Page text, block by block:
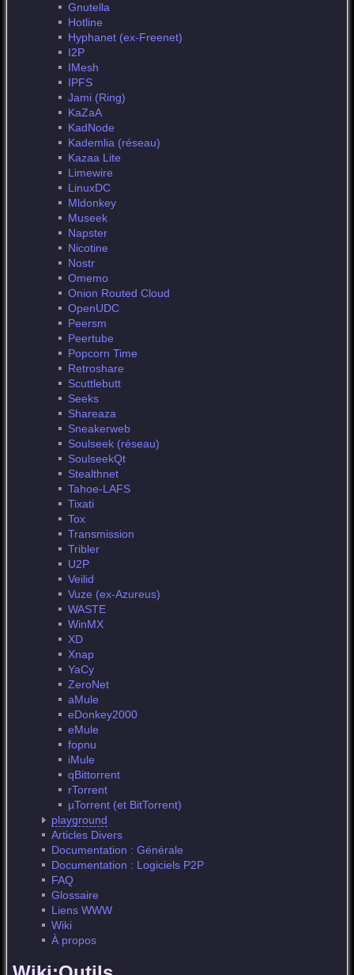
Gnutella
Hotline
Hyphanet (ex-Freenet)
I2P
IMesh
IPFS
Jami (Ring)
KaZaA
KadNode
Kademlia (réseau)
Kazaa Lite
Limewire
LinuxDC
Mldonkey
Museek
Napster
Nicotine
Nostr
Omemo
Onion Routed Cloud
OpenUDC
Peersm
Peertube
Popcorn Time
Retroshare
Scuttlebutt
Seeks
Shareaza
Sneakerweb
Soulseek (réseau)
SoulseekQt
Stealthnet
Tahoe-LAFS
Tixati
Tox
Transmission
Tribler
U2P
Veilid
Vuze (ex-Azureus)
WASTE
WinMX
XD
Xnap
YaCy
ZeroNet
aMule
eDonkey2000
eMule
fopnu
iMule
qBittorrent
rTorrent
µTorrent (et BitTorrent)
playground
Articles Divers
Documentation : Générale
Documentation : Logiciels P2P
FAQ
Glossaire
Liens WWW
Wiki
À propos